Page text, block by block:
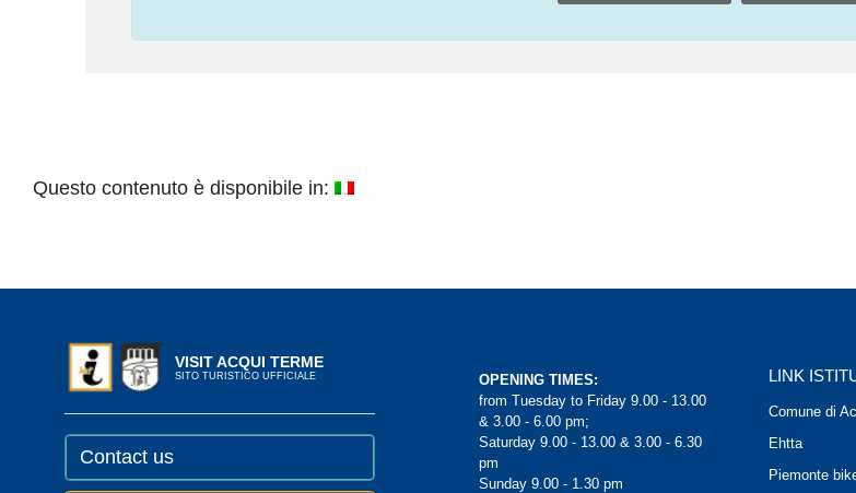
Questo contenuto è disponibile in:
VISIT ACQUI TERME
SITO TURISTICO UFFICIALE
Contact us
OPENING TIMES:
from Tuesday to Friday 9.00 - 13.00
& 3.00 - 6.00 pm;
Saturday 9.00 - 13.00 & 3.00 - 6.30
pm
Sunday 9.00 - 1.30 pm
LINK
Comune di
Ehtta
Piemonte